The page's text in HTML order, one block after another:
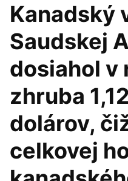
Kanadský
Saudskej
dosiahol v
zhruba
dolárov,
celkovej